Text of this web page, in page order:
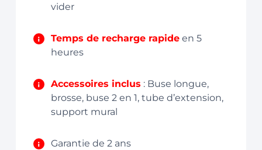
vider
Temps de recharge rapideen 5
heures
Accessoires inclus : Buse longue,
brosse, buse 2 en 1, tube d’extension,
support mural
Garantie de 2 ans